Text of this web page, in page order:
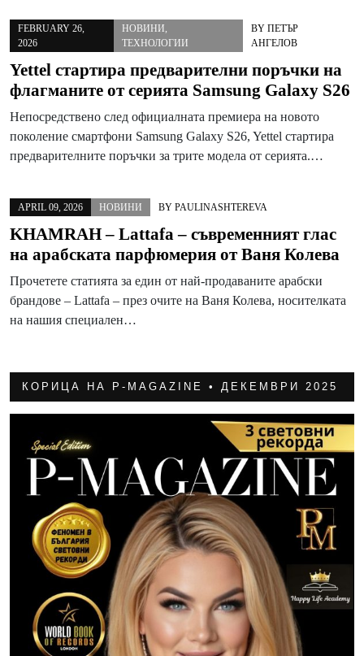
FEBRUARY 26,
2026
НОВИНИ
ТЕХНОЛОГИИ
BYПЕТЪР
АНГЕЛОВ
Yettel стартира предварителни поръчки на
флагманите от серията Samsung Galaxy S26
Непосредствено след официалната премиера на новото
поколение смартфони Samsung Galaxy S26, Yettel стартира
предварителните поръчки за трите модела от серията.…
APRIL 09, 2026 НОВИНИ BY PAULINASHTEREVA
KHAMRAH – Lattafa – съвременният глас
на арабската парфюмерия от Ваня Колева
Прочетете статията за един от най-продаваните арабски
брандове – Lattafa – през очите на Ваня Колева, носителката
на нашия специален…
КОРИЦА НА P-MAGAZINE • ДЕКЕМВРИ 2025